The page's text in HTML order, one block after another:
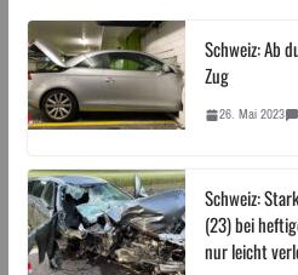
Schweiz: Ab
Zug
26. Mai 2023
Schweiz:
(23) bei
nur leicht